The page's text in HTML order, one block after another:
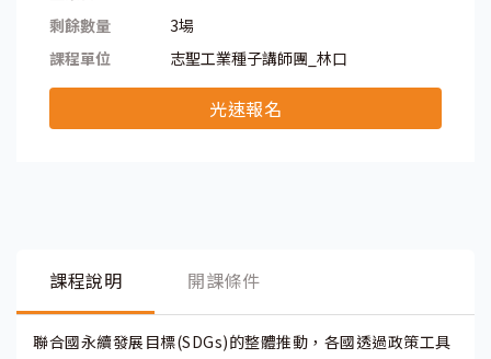
剩餘數量
3場
課程單位
志聖工業種子講師團_林口
光速報名
課程說明 開課條件
聯合國永續發展目標(SDGs)的整體推動，各國透過政策工具